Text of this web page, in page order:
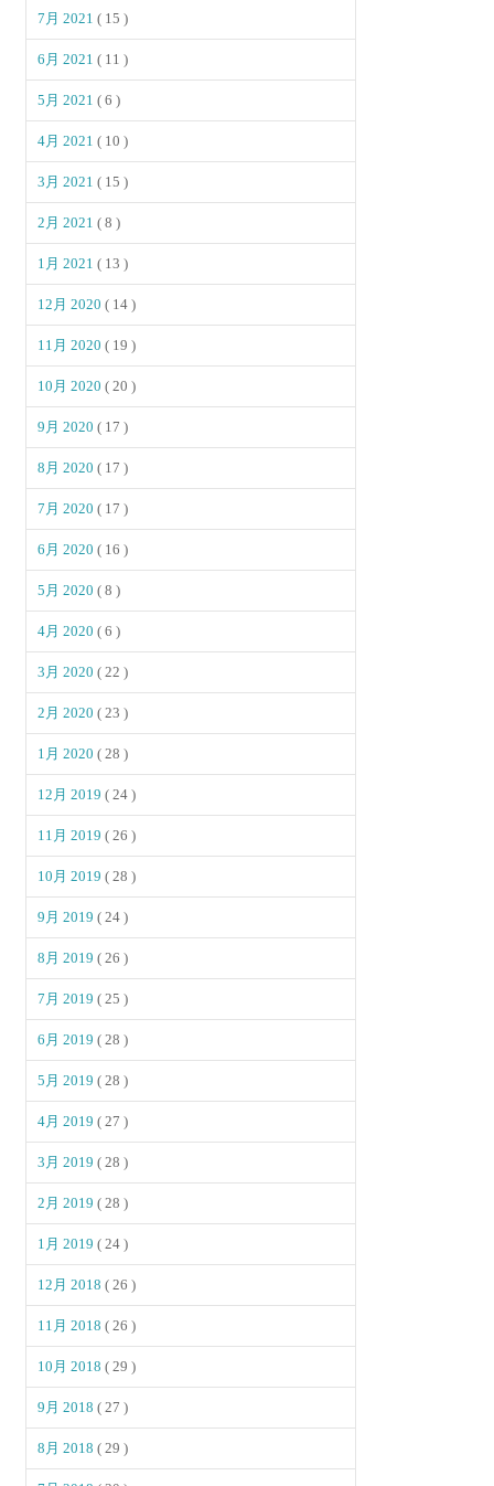
7月 2021( 15 )
6月 2021( 11 )
5月 2021( 6 )
4月 2021( 10 )
3月 2021( 15 )
2月 2021( 8 )
1月 2021( 13 )
12月 2020( 14 )
11月 2020( 19 )
10月 2020( 20 )
9月 2020( 17 )
8月 2020( 17 )
7月 2020( 17 )
6月 2020( 16 )
5月 2020( 8 )
4月 2020( 6 )
3月 2020( 22 )
2月 2020( 23 )
1月 2020( 28 )
12月 2019( 24 )
11月 2019( 26 )
10月 2019( 28 )
9月 2019( 24 )
8月 2019( 26 )
7月 2019( 25 )
6月 2019( 28 )
5月 2019( 28 )
4月 2019( 27 )
3月 2019( 28 )
2月 2019( 28 )
1月 2019( 24 )
12月 2018( 26 )
11月 2018( 26 )
10月 2018( 29 )
9月 2018( 27 )
8月 2018( 29 )